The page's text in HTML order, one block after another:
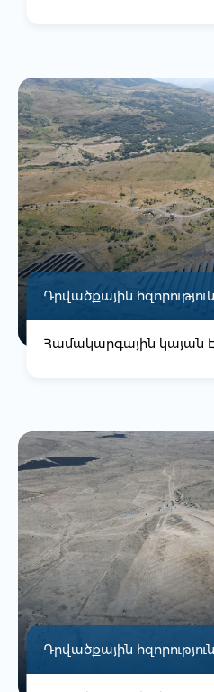
Դրվածքային հզորություն
Դրվածքային հզորություն